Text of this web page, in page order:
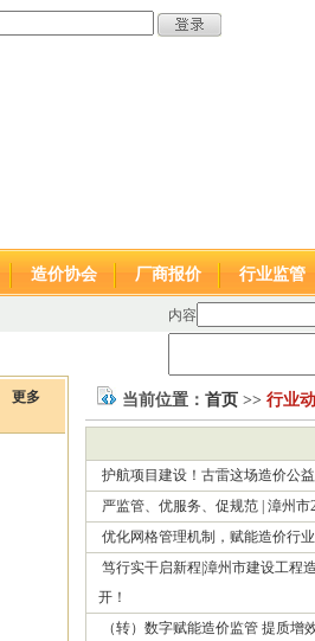
造价协会 厂商报价 行业监管
内容
更多 当前位置： 首页 >> 行业
护航项目建设！古雷这场造价公
严监管、优服务、促规范 | 漳州
优化网格管理机制，赋能造价行
笃行实干启新程|漳州市建设工程
开！
（转）数字赋能造价监管 提质增